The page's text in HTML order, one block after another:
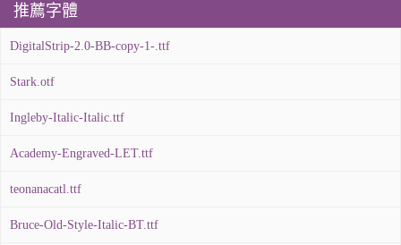
推薦字體
DigitalStrip-2.0-BB-copy-1-.ttf
Stark.otf
Ingleby-Italic-Italic.ttf
Academy-Engraved-LET.ttf
teonanacatl.ttf
Bruce-Old-Style-Italic-BT.ttf